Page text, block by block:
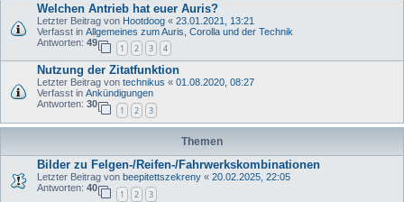
Welchen Antrieb hat euer Auris?
Letzter Beitrag von Hootdoog « 23.01.2021, 13:21
Verfasst in Allgemeines zum Auris, Corolla und der Technik
Antworten: 49
1 2 3 4
Nutzung der Zitatfunktion
Letzter Beitrag von technikus « 01.08.2020, 08:27
Verfasst in Ankündigungen
Antworten: 30
1 2 3
Themen
Bilder zu Felgen-/Reifen-/Fahrwerkskombinationen
Letzter Beitrag von beepitettszekreny « 20.02.2025, 22:05
Antworten: 40
1 2 3